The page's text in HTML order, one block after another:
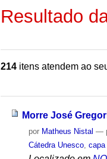
Resultado
214 itens atendem ao
Morre José
por Matheus Nistal —
Cátedra Unesco ,capa